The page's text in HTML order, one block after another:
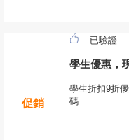
促銷
已驗證
學生優惠，
學生折扣9折
碼